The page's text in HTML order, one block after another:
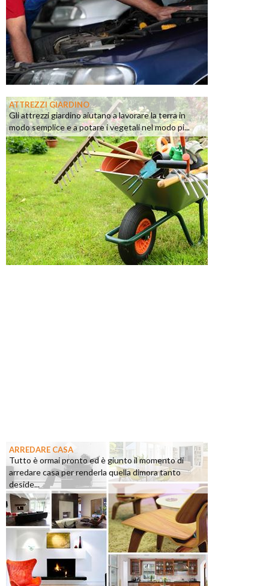
ATTREZZI GIARDINO
Gli attrezzi giardino aiutano a lavorare la terra in
modo semplice e a potare i vegetali nel modo pi...
ARREDARE CASA
Tutto è ormai pronto ed è giunto il momento di
arredare casa per renderla quella dimora tanto
deside...